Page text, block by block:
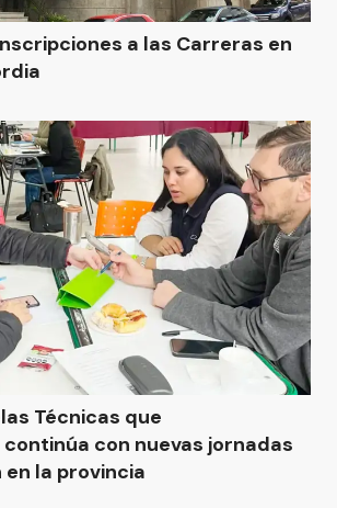
a las Carreras en
Técnicas que
con nuevas jornadas
la provincia